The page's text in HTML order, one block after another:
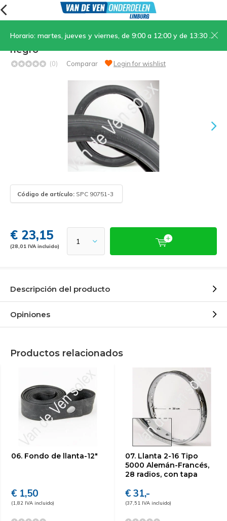
Horario: martes, jueves y viernes, de 9:00 a 12:00 y de 13:30 a 17:00; sábados, de 9:00 a 12:00
09. Cubierta 2-16 Alemán - Francés - 5000
negro
(0) Comparar Login for wishlist
Código de artículo: SPC 90751-3
€ 23,15
(28,01 IVA incluido)
Descripción del producto
Opiniones
Productos relacionados
06. Fondo de llanta-12"
€ 1,50
(1,82 IVA incluido)
07. Llanta 2-16 Tipo
5000 Alemán-Francés,
28 radios, con tapa
€ 31,-
(37,51 IVA incluido)